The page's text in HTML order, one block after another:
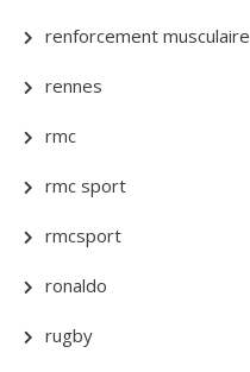
renforcement musculaire
rennes
rmc
rmc sport
rmcsport
ronaldo
rugby